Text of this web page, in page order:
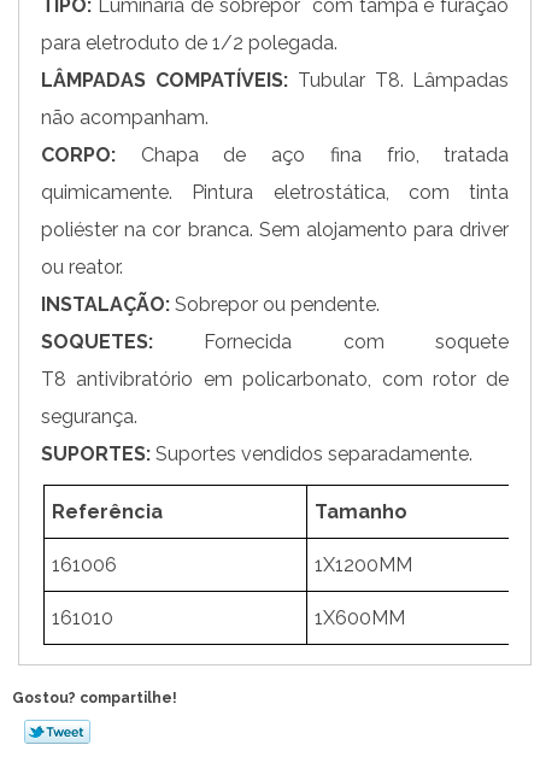
TIPO: Luminária de sobrepor com tampa e furação
para eletroduto de 1/2 polegada.
LÂMPADAS COMPATÍVEIS:Tubular T8. Lâmpadas
não acompanham.
CORPO: Chapa de aço fina frio, tratada
quimicamente. Pintura eletrostática, com tinta
poliéster na cor branca. Sem alojamento para driver
ou reator.
INSTALAÇÃO: Sobrepor ou pendente.
SOQUETES: Fornecida com soquete
T8 antivibratório em policarbonato, com rotor de
segurança.
SUPORTES: Suportes vendidos separadamente.
Referência Tamanho
161006 1X1200MM
161010 1X600MM
Gostou? compartilhe!